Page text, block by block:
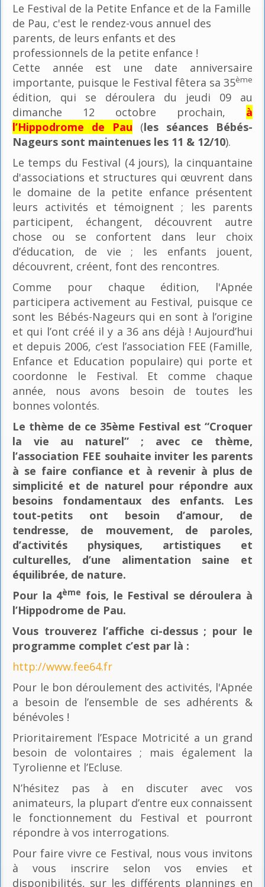
Le Festival de la Petite Enfance et de la Famille
de Pau, c'est le rendez-vous annuel des
parents, de leurs enfants et des
professionnels de la petite enfance !
Cette année est une date anniversaire
importante, puisque le Festival fêtera sa 35ème
édition, qui se déroulera du jeudi 09 au
dimanche 12 octobre prochain, à
l’Hippodrome de Pau (les séances Bébés-
Nageurs sont maintenues les 11 & 12/10).
Le temps du Festival (4 jours), la cinquantaine
d'associations et structures qui œuvrent dans
le domaine de la petite enfance présentent
leurs activités et témoignent ; les parents
participent, échangent, découvrent autre
chose ou se confortent dans leur choix
d’éducation, de vie ; les enfants jouent,
découvrent, créent, font des rencontres.
Comme pour chaque édition, l'Apnée
participera activement au Festival, puisque ce
sont les Bébés-Nageurs qui en sont à l’origine
et qui l’ont créé il y a 36 ans déjà ! Aujourd’hui
et depuis 2006, c’est l’association FEE (Famille,
Enfance et Education populaire) qui porte et
coordonne le Festival. Et comme chaque
année, nous avons besoin de toutes les
bonnes volontés.
Le thème de ce 35ème Festival est “Croquer
la vie au naturel” ; avec ce thème,
l’association FEE souhaite inviter les parents
à se faire confiance et à revenir à plus de
simplicité et de naturel pour répondre aux
besoins fondamentaux des enfants. Les
tout-petits ont besoin d’amour, de
tendresse, de mouvement, de paroles,
d’activités physiques, artistiques et
culturelles, d’une alimentation saine et
équilibrée, de nature.
Pour la 4ème fois, le Festival se déroulera à
l’Hippodrome de Pau.
Vous trouverez l’affiche ci-dessus ; pour le
programme complet c’est par là :
http://www.fee64.fr
Pour le bon déroulement des activités, l'Apnée
a besoin de l’ensemble de ses adhérents &
bénévoles !
Prioritairement l’Espace Motricité a un grand
besoin de volontaires ; mais également la
Tyrolienne et l’Ecluse.
N’hésitez pas à en discuter avec vos
animateurs, la plupart d’entre eux connaissent
le fonctionnement du Festival et pourront
répondre à vos interrogations.
Pour faire vivre ce Festival, nous vous invitons
à vous inscrire selon vos envies et
disponibilités, sur les différents plannings en